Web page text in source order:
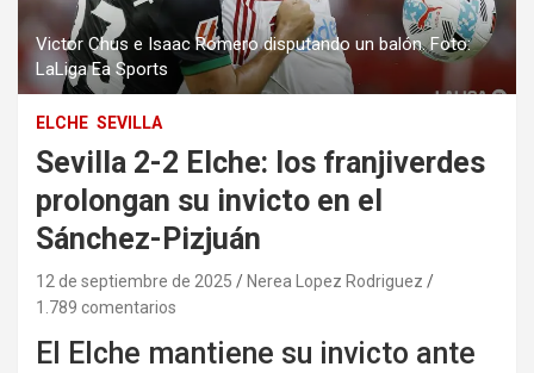
Victor Chus e Isaac Romero disputando un balón. Foto:
LaLiga Ea Sports
ELCHE SEVILLA
Sevilla 2-2 Elche: los franjiverdes
prolongan su invicto en el
Sánchez-Pizjuán
12 de septiembre de 2025
Nerea Lopez Rodriguez
1.789 comentarios
El Elche mantiene su invicto ante